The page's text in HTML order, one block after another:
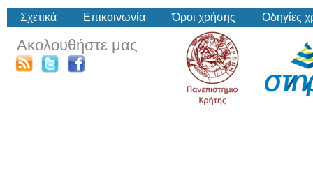
Σχετικά Επικοινωνία Όροι χρήσης Οδηγίες
Ακολουθήστε μας